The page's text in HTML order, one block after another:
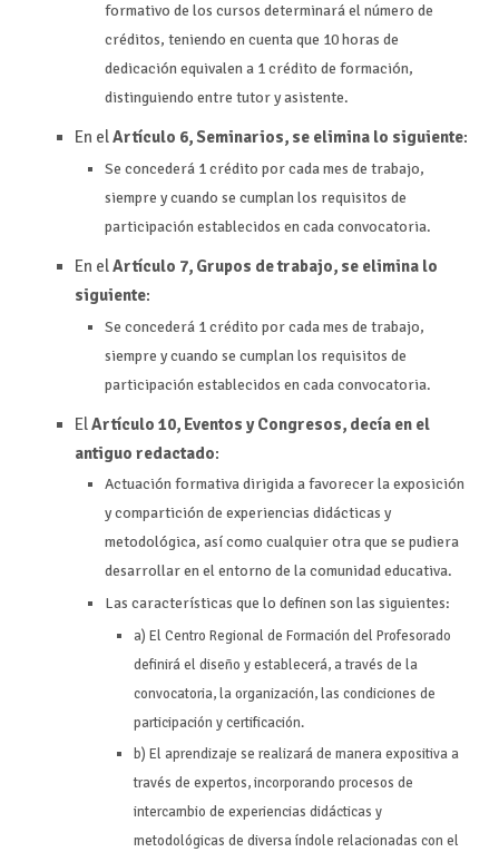
formativo de los cursos determinará el número de
créditos, teniendo en cuenta que 10 horas de
dedicación equivalen a 1 crédito de formación,
distinguiendo entre tutor y asistente.
En elArtículo 6, Seminarios, se elimina lo siguiente:
Se concederá 1 crédito por cada mes de trabajo,
siempre y cuando se cumplan los requisitos de
participación establecidos en cada convocatoria.
En elArtículo 7, Grupos de trabajo, se elimina lo
siguiente:
Se concederá 1 crédito por cada mes de trabajo,
siempre y cuando se cumplan los requisitos de
participación establecidos en cada convocatoria.
ElArtículo 10, Eventos y Congresos, decía en el
antiguo redactado:
Actuación formativa dirigida a favorecer la exposición
y compartición de experiencias didácticas y
metodológica, así como cualquier otra que se pudiera
desarrollar en el entorno de la comunidad educativa.
Las características que lo definen son las siguientes:
a) El Centro Regional de Formación del Profesorado
definirá el diseño y establecerá, a través de la
convocatoria, la organización, las condiciones de
participación y certificación.
b) El aprendizaje se realizará de manera expositiva a
través de expertos, incorporando procesos de
intercambio de experiencias didácticas y
metodológicas de diversa índole relacionadas con el